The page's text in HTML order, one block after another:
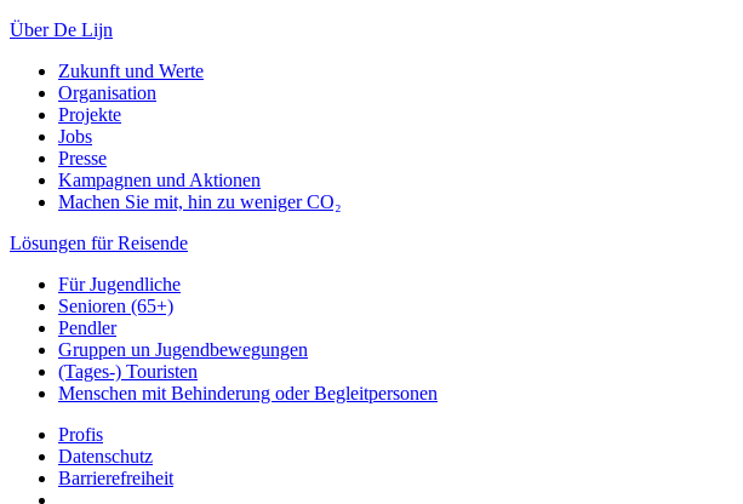
Über De Lijn
Zukunft und Werte
Organisation
Projekte
Jobs
Presse
Kampagnen und Aktionen
Machen Sie mit, hin zu weniger CO₂
Lösungen für Reisende
Für Jugendliche
Senioren (65+)
Pendler
Gruppen un Jugendbewegungen
(Tages-) Touristen
Menschen mit Behinderung oder Begleitpersonen
Profis
Datenschutz
Barrierefreiheit